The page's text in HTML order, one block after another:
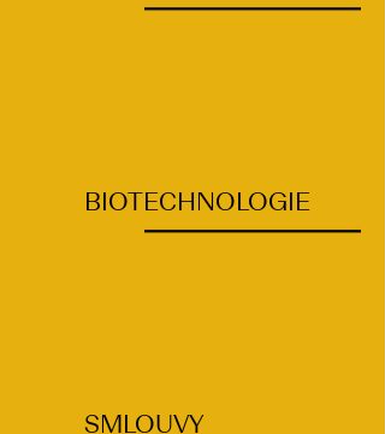
BIOTECHNOLOGIE
SMLOUVY